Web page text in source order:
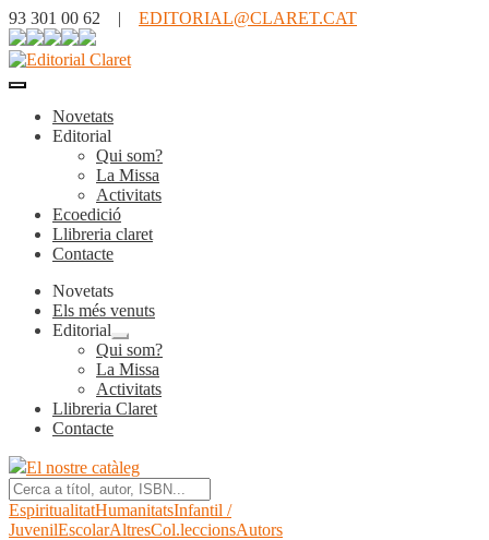
93 301 00 62 | EDITORIAL@CLARET.CAT
Novetats
Editorial
Qui som?
La Missa
Activitats
Ecoedició
Llibreria claret
Contacte
Novetats
Els més venuts
Editorial
Expandeix
el
menú
secundari
Qui som?
La Missa
Activitats
Llibreria Claret
Contacte
El nostre catàleg
EspiritualitatHumanitatsInfantil /
JuvenilEscolarAltresCol.leccionsAutors